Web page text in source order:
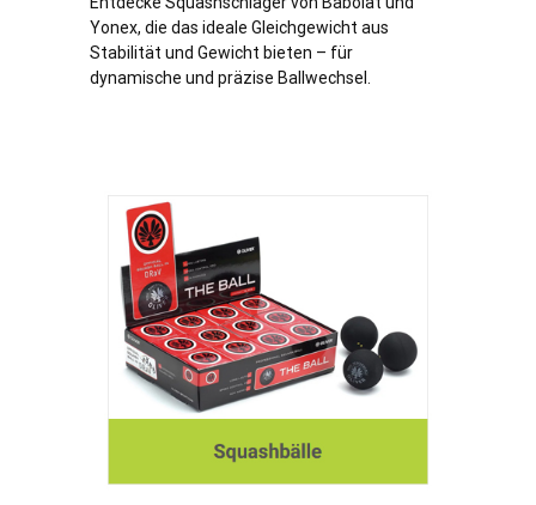
Yonex, die das ideale Gleichgewicht aus
Stabilität und Gewicht bieten – für
dynamische und präzise Ballwechsel.